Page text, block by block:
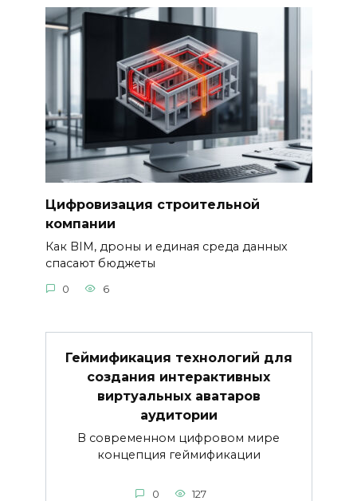
Цифровизация строительной
компании
Как BIM, дроны и единая среда данных
спасают бюджеты
0 6
Геймификация технологий для
создания интерактивных
виртуальных аватаров
аудитории
В современном цифровом мире
концепция геймификации
0 127